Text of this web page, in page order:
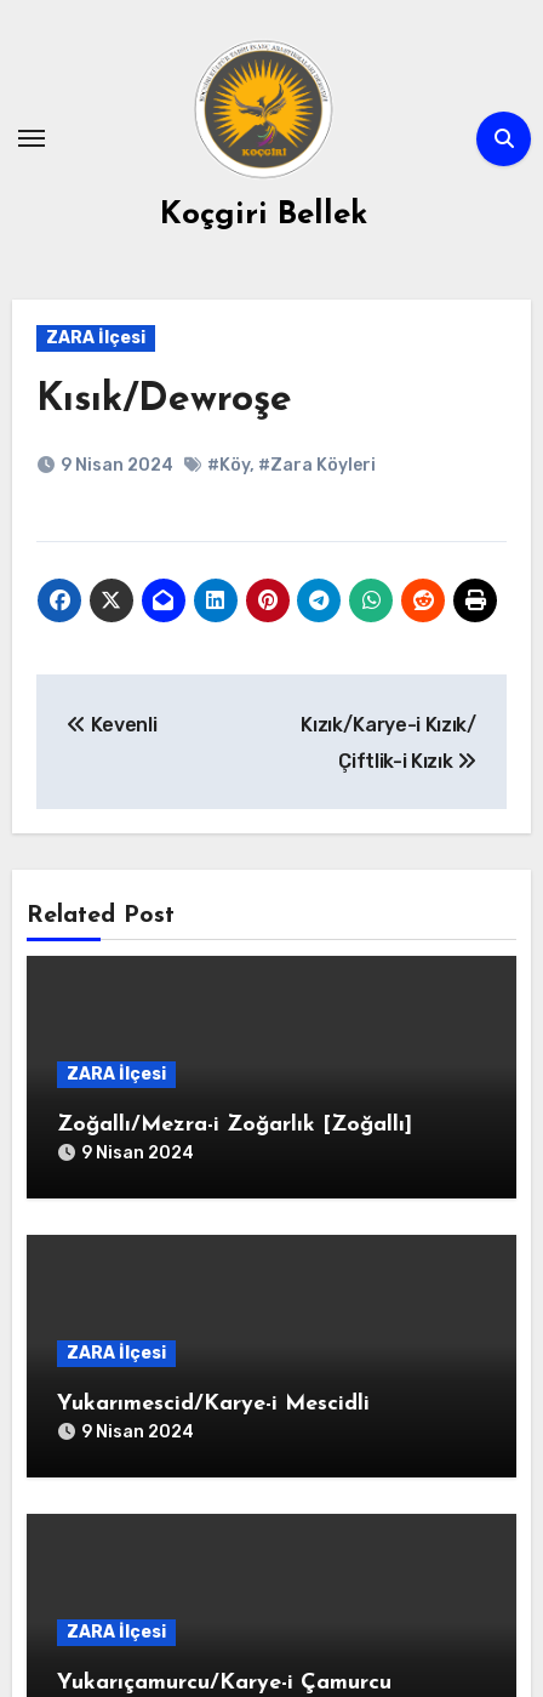
Koçgiri Bellek
ZARA İlçesi
Kısık/Dewroşe
9 Nisan 2024 #Köy, #Zara Köyleri
Kevenli
Kızık/Karye-i Kızık/
Çiftlik-i Kızık
Related Post
ZARA İlçesi
Zoğallı/Mezra-i Zoğarlık [Zoğallı]
9 Nisan 2024
ZARA İlçesi
Yukarımescid/Karye-i Mescidli
9 Nisan 2024
ZARA İlçesi
Yukarıçamurcu/Karye-i Çamurcu